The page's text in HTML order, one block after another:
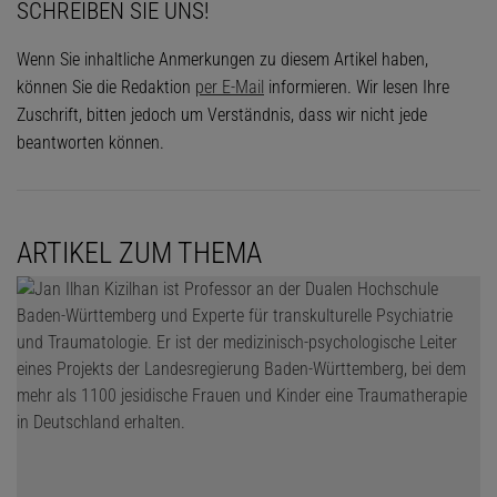
Spektrum Kompakt-Archiv
Welchen Ansatz haben Sie dem BKA stattdessen empfohlen?
psychiatrische Auffälligkeiten und mögliches Warnverhalten in die
Analyse miteinbeziehen.
Können Sie das an einem Beispiel erklären?
Angenommen, wir wissen, dass ein junger Mann eine radikale
Weltanschauung hat. Seine Persönlichkeit ist aber nicht auffällig,
er ist nicht aggressiv oder Ähnliches. Er zeigt auch keine
SCHREIBEN SIE UNS!
Wenn Sie inhaltliche Anmerkungen zu diesem Artikel haben,
können Sie die Redaktion per E-Mail informieren. Wir lesen Ihre
Zuschrift, bitten jedoch um Verständnis, dass wir nicht jede
beantworten können.
ARTIKEL ZUM THEMA